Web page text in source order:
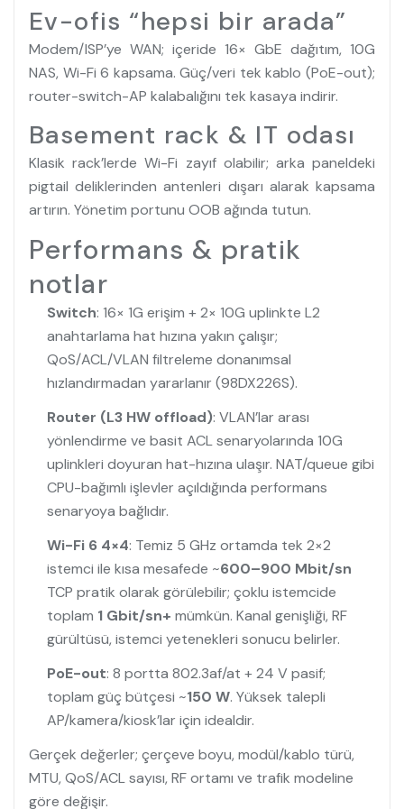
Ev-ofis “hepsi bir arada”
Modem/ISP’ye WAN; içeride 16× GbE dağıtım, 10G
NAS, Wi-Fi 6 kapsama. Güç/veri tek kablo (PoE-out);
router-switch-AP kalabalığını tek kasaya indirir.
Basement rack & IT odası
Klasik rack’lerde Wi-Fi zayıf olabilir; arka paneldeki
pigtail deliklerinden antenleri dışarı alarak kapsama
artırın. Yönetim portunu OOB ağında tutun.
Performans & pratik
notlar
Switch: 16× 1G erişim + 2× 10G uplinkte L2
anahtarlama hat hızına yakın çalışır;
QoS/ACL/VLAN filtreleme donanımsal
hızlandırmadan yararlanır (98DX226S).
Router (L3 HW offload): VLAN’lar arası
yönlendirme ve basit ACL senaryolarında 10G
uplinkleri doyuran hat-hızına ulaşır. NAT/queue gibi
CPU-bağımlı işlevler açıldığında performans
senaryoya bağlıdır.
Wi-Fi 6 4×4: Temiz 5 GHz ortamda tek 2×2
istemci ile kısa mesafede ~600–900 Mbit/sn
TCP pratik olarak görülebilir; çoklu istemcide
toplam 1 Gbit/sn+ mümkün. Kanal genişliği, RF
gürültüsü, istemci yetenekleri sonucu belirler.
PoE-out: 8 portta 802.3af/at + 24 V pasif;
toplam güç bütçesi ~150 W. Yüksek talepli
AP/kamera/kiosk’lar için idealdir.
Gerçek değerler; çerçeve boyu, modül/kablo türü,
MTU, QoS/ACL sayısı, RF ortamı ve trafik modeline
göre değişir.